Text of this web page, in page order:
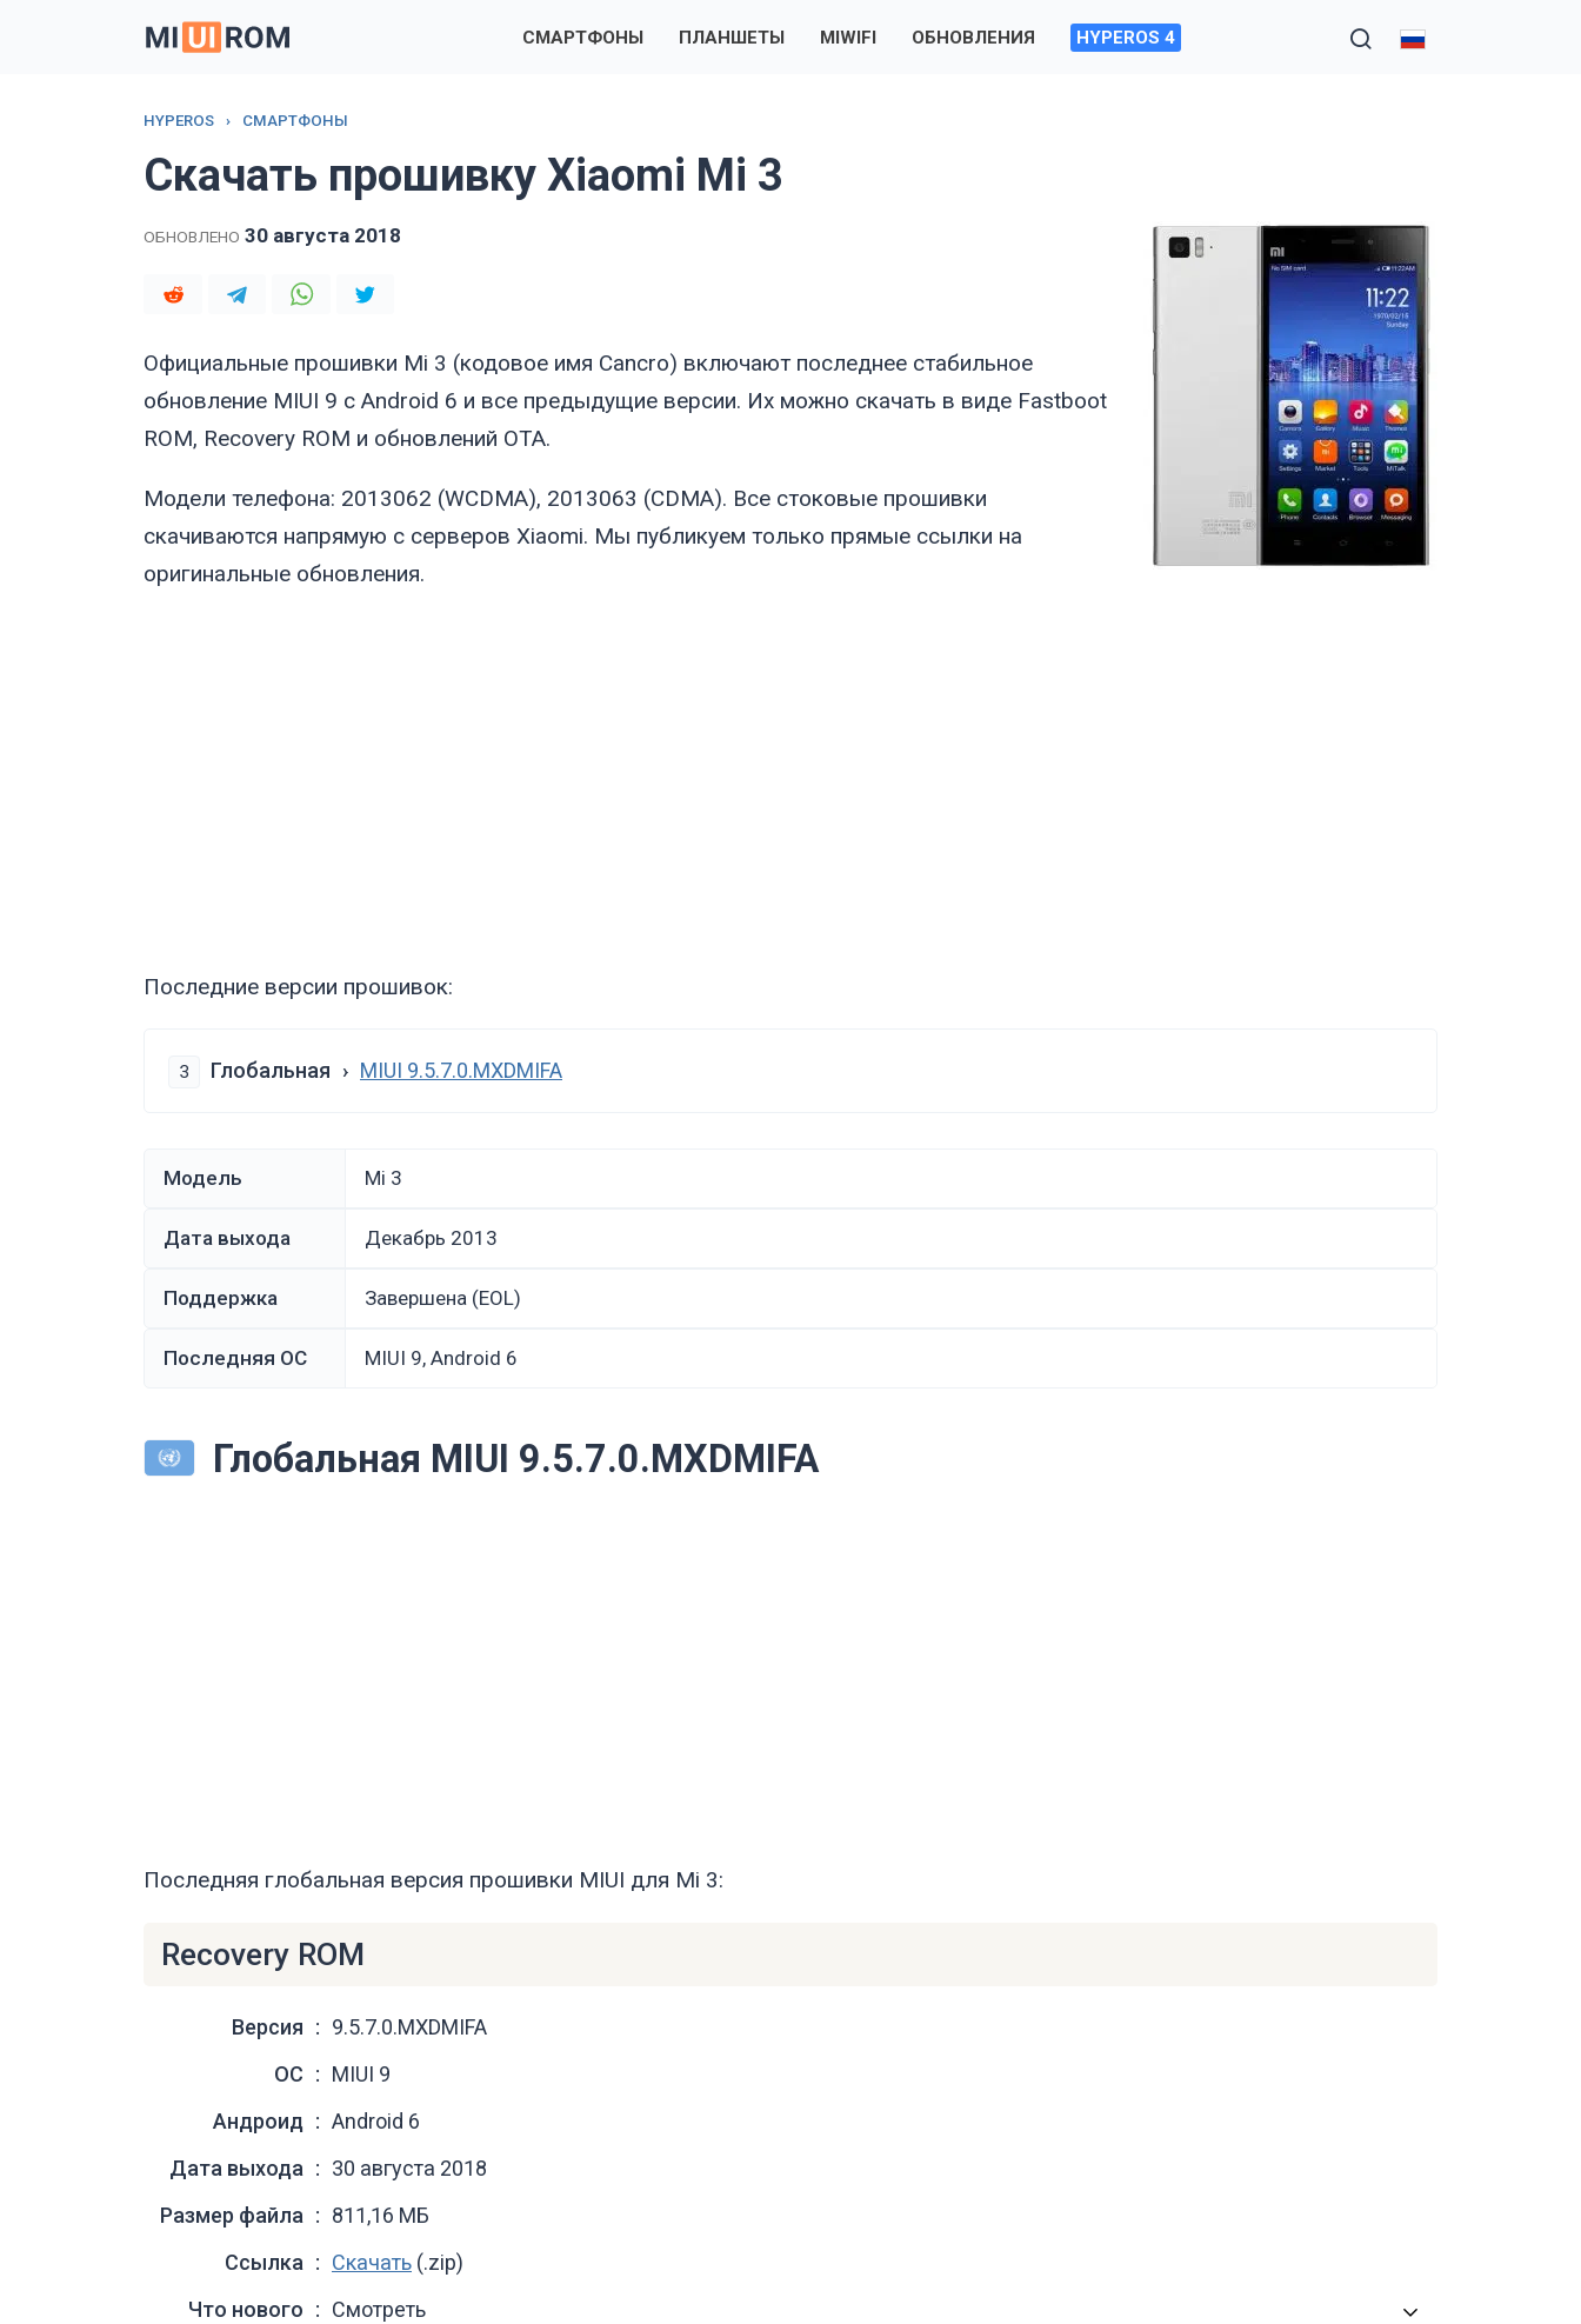
СМАРТФОНЫ ПЛАНШЕТЫ MIWIFI ОБНОВЛЕНИЯ HYPEROS 4
HYPEROS › СМАРТФОНЫ
Скачать прошивку Xiaomi Mi 3
ОБНОВЛЕНО 30 августа 2018
Официальные прошивки Mi 3 (кодовое имя Cancro) включают последнее стабильное
обновление MIUI 9 с Android 6 и все предыдущие версии. Их можно скачать в виде Fastboot
ROM, Recovery ROM и обновлений OTA.
Модели телефона: 2013062 (WCDMA), 2013063 (CDMA). Все стоковые прошивки
скачиваются напрямую с серверов Xiaomi. Мы публикуем только прямые ссылки на
оригинальные обновления.
Последние версии прошивок:
3 Глобальная MIUI 9.5.7.0.MXDMIFA
Модель Mi 3
Дата выхода декабрь 2013
Поддержка Завершена (EOL)
Последняя ОС MIUI 9, Android 6
Глобальная MIUI 9.5.7.0.MXDMIFA
Последняя глобальная версия прошивки MIUI для Mi 3:
Recovery ROM
Версия
9.5.7.0.MXDMIFA
ОС
MIUI 9
Андроид
Android 6
Дата выхода
30 августа 2018
Размер файла
811,16 МБ
Ссылка
Скачать (.zip)
Что нового
Смотреть